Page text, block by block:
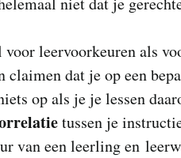
voor leervoorkeuren als
claimen dat je op een
op als je je lessen
tussen je
van een leerling en